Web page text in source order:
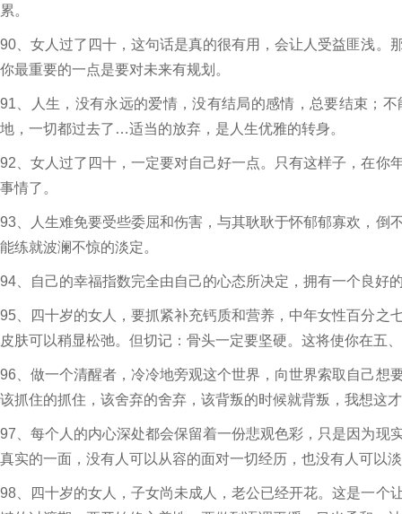
累。
90、女人过了四十，这句话是真的很有用，会让人受益匪浅。
你最重要的一点是要对未来有规划。
91、人生，没有永远的爱情，没有结局的感情，总要结束；
地，一切都过去了…适当的放弃，是人生优雅的转身。
92、女人过了四十，一定要对自己好一点。只有这样子，在你
事情了。
93、人生难免要受些委屈和伤害，与其耿耿于怀郁郁寡欢，倒
能练就波澜不惊的淡定。
94、自己的幸福指数完全由自己的心态所决定，拥有一个良好
95、四十岁的女人，要抓紧补充钙质和营养，中年女性百分之
皮肤可以稍显松弛。但切记：骨头一定要坚硬。这将使你在五
96、做一个清醒者，冷冷地旁观这个世界，向世界索取自己想
该抓住的抓住，该舍弃的舍弃，该背叛的时候就背叛，我想这
97、每个人的内心深处都会保留着一份悲观色彩，只是因为现
真实的一面，没有人可以从容的面对一切经历，也没有人可以
98、四十岁的女人，子女尚未成人，老公已经开花。这是一个